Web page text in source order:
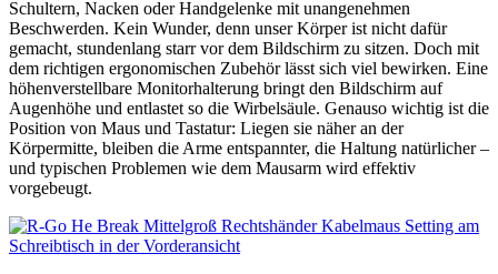
Schultern, Nacken oder Handgelenke mit unangenehmen
Beschwerden. Kein Wunder, denn unser Körper ist nicht dafür
gemacht, stundenlang starr vor dem Bildschirm zu sitzen. Doch mit
dem richtigen ergonomischen Zubehör lässt sich viel bewirken. Eine
höhenverstellbare Monitorhalterung bringt den Bildschirm auf
Augenhöhe und entlastet so die Wirbelsäule. Genauso wichtig ist die
Position von Maus und Tastatur: Liegen sie näher an der
Körpermitte, bleiben die Arme entspannter, die Haltung natürlicher –
und typischen Problemen wie dem Mausarm wird effektiv
vorgebeugt.